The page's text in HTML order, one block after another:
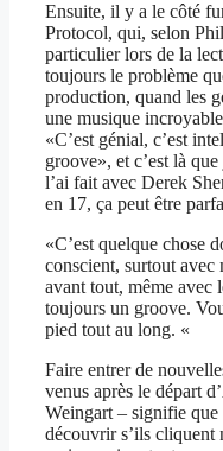
Ensuite, il y a le côté
Protocol, qui, selon
particulier lors de la
toujours le problème
production, quand les
une musique
«C’est génial, c’est
groove», et c’est là
l’ai fait avec Derek
en 17, ça peut être
«C’est quelque chose
conscient, surtout avec
avant tout, même avec
toujours un groove.
pied tout au long. «
Faire entrer de
venus après le départ
Weingart – signifie
découvrir s’ils cliquent